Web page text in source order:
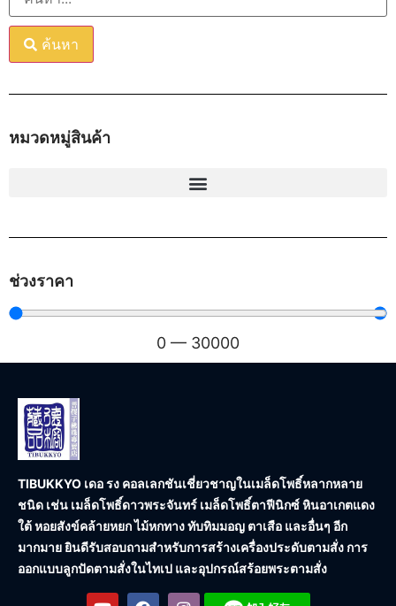
ค้นหา
หมวดหมู่สินค้า
ช่วงราคา
0 — 30000
TIBUKKYO เดอ รง คอลเลกชันเชี่ยวชาญในเมล็ดโพธิ์หลากหลาย
ชนิด เช่น เมล็ดโพธิ์ดาวพระจันทร์ เมล็ดโพธิ์ตาฟีนิกซ์ หินอาเกตแดง
ใต้ หอยสังข์คล้ายหยก ไม้หกทาง ทับทิมมอญ ตาเสือ และอื่นๆ อีก
มากมาย ยินดีรับสอบถามสำหรับการสร้างเครื่องประดับตามสั่ง การ
ออกแบบลูกปัดตามสั่งในไทเป และอุปกรณ์สร้อยพระตามสั่ง